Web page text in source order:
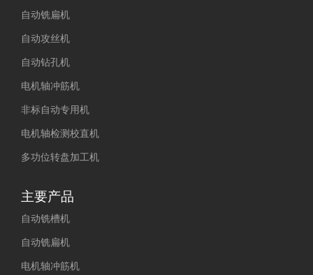
自动铣扁机
自动攻丝机
自动钻孔机
电机轴冲筋机
非标自动专用机
电机轴检测校直机
多功位转盘加工机
主要产品
自动铣槽机
自动铣扁机
电机轴冲筋机